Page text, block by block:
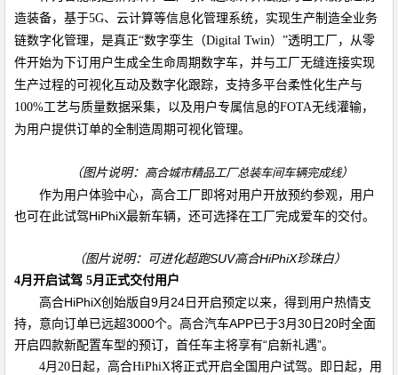
造装备，基于5G、云计算等信息化管理系统，实现生产制造全业务
链数字化管理，是真正“数字孪生（Digital Twin） ”透明工厂，从零
件开始为下订用户生成全生命周期数字车，并与工厂无缝连接实现
生产过程的可视化互动及数字化跟踪，支持多平台柔性化生产与
100%工艺与质量数据采集，以及用户专属信息的FOTA无线灌输，
为用户提供订单的全制造周期可视化管理。
（图片说明： 高合城市精品工厂总装车间车辆完成线）
作为用户体验中心，高合工厂即将对用户开放预约参观，用户
也可在此试驾HiPhiX最新车辆，还可选择在工厂完成爱车的交付。
（图片说明：可进化超跑SUV高合HiPhiX珍珠白）
4月开启试驾 5月正式交付用户
高合HiPhiX创始版自9月24日开启预定以来，得到用户热情支
持，意向订单已远超3000个。高合汽车APP已于3月30日20时全面
开启四款新配置车型的预订，首任车主将享有“启新礼遇”。
4月 20 日起，高合HiPhiX将正式开启全国用户试驾。即日起，用